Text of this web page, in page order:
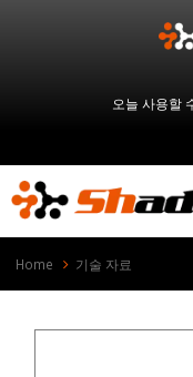
오늘 사용할
Home 기술 자료